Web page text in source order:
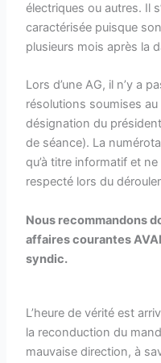
électriques ou autres. Il
caractérisée puisque
plusieurs mois après la
Lors d’une AG, il n’y a
résolutions soumises
désignation du
de séance). La
qu’à titre informatif et
respecté lors du
Nous recommandons
affaires courantes
syndic.
L’heure de vérité est
la reconduction du
mauvaise direction, à